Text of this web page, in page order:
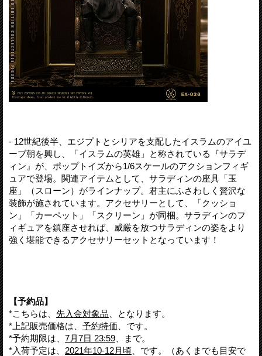
- 12世紀後半、エジプトとシリアを支配したイスラムのアイユ
ーブ朝を興し、「イスラムの英雄」と称されている『サラデ
ィン』が、ポップトイズから1/6スケールのアクションフィギ
ュアで登場。関連アイテムとして、サラディンの座具「玉
座」（スローン）がラインナップ。君主にふさわしく贅沢な
装飾が施されています。アクセサリーとして、「クッショ
ン」「カーペット」「スクリーン」が同梱。サラディンのフ
ィギュアを鎮座させれば、威厳を放つサラディンの姿をより
強く堪能できるアクセサリーセットとなっています！
【予約品】
*こちらは、 先入金対象品 、となります。
*上記販売価格は、 予約特価 、です。
*予約期限は、 7月7日 23:59 、まで。
*入荷予定は、 2021年10-12月頃 、です。（あくまでも目安で